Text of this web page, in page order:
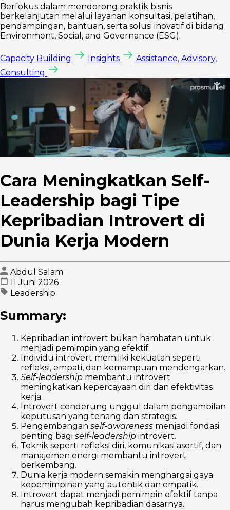
Berfokus dalam mendorong praktik bisnis
berkelanjutan melalui layanan konsultasi, pelatihan,
pendampingan, bantuan, serta solusi inovatif di bidang
Environment, Social, and Governance (ESG).
Capacity Building Insights
Assistance, Advisory,
Consulting
Cara Meningkatkan Self-
Leadership bagi Tipe
Kepribadian Introvert di
Dunia Kerja Modern
Abdul Salam
11 Juni 2026
Leadership
Summary:
Kepribadian introvert bukan hambatan untuk
menjadi pemimpin yang efektif.
Individu introvert memiliki kekuatan seperti
refleksi, empati, dan kemampuan mendengarkan.
Self-leadership membantu introvert
meningkatkan kepercayaan diri dan efektivitas
kerja.
Introvert cenderung unggul dalam pengambilan
keputusan yang tenang dan strategis.
Pengembangan self-awareness menjadi fondasi
penting bagi self-leadership introvert.
Teknik seperti refleksi diri, komunikasi asertif, dan
manajemen energi membantu introvert
berkembang.
Dunia kerja modern semakin menghargai gaya
kepemimpinan yang autentik dan empatik.
Introvert dapat menjadi pemimpin efektif tanpa
harus mengubah kepribadian dasarnya.